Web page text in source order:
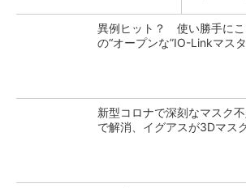
異例ヒット？ 使い勝手にこ
の“オープンな”IO-Linkマス
新型コロナで深刻なマスク
で解消、イグアスが3Dマス